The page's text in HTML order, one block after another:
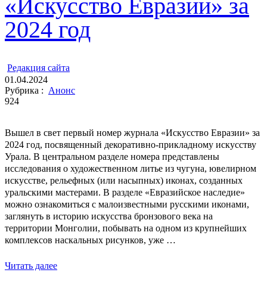
«Искусство Евразии» за
2024 год
Редакция cайта
01.04.2024
Рубрика : Анонс
924
Вышел в свет первый номер журнала «Искусство Евразии» за
2024 год, посвященный декоративно-прикладному искусству
Урала. В центральном разделе номера представлены
исследования о художественном литье из чугуна, ювелирном
искусстве, рельефных (или насыпных) иконах, созданных
уральскими мастерами. В разделе «Евразийское наследие»
можно ознакомиться с малоизвестными русскими иконами,
заглянуть в историю искусства бронзового века на
территории Монголии, побывать на одном из крупнейших
комплексов наскальных рисунков, уже …
Читать далее